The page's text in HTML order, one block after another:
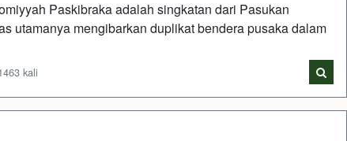
Paskibraka adalah singkatan dari Pasukan
utamanya mengibarkan duplikat bendera pusaka dalam
kali